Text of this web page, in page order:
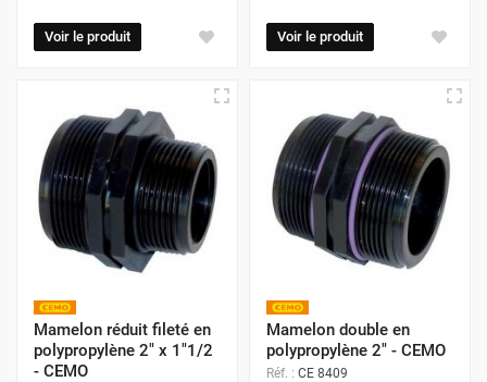
Voir le produit Voir le produit
Mamelon réduit fileté en
polypropylène 2" x 1"1/2
- CEMO
Mamelon double en
polypropylène 2" - CEMO
Réf. : CE 8409